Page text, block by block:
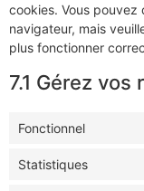
cookies. Vous pouvez
navigateur, mais
plus fonctionner
7.1 Gérez
Fonctionnel
Statistiques